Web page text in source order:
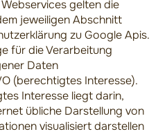
gelten die
jeweiligen Abschnitt
zu Google Apis.
für die Verarbeitung
Daten
(berechtigtes Interesse).
Interesse liegt darin,
übliche Darstellung von
visualisiert darstellen